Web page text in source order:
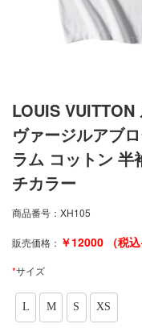
LOUIS
ヴァージルアブ
ラム コットン 半
チカラー
商品番号： XH105
販売価格： ￥12000 （税
*サイズ
L M S XS